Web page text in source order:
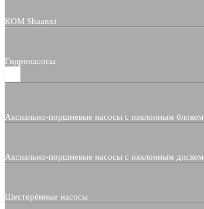
КОМ Shaanxi
Гидронасосы
Аксиально-поршневые насосы с наклонным блоком
Аксиально-поршневые насосы с наклонным диском
Шестерённые насосы